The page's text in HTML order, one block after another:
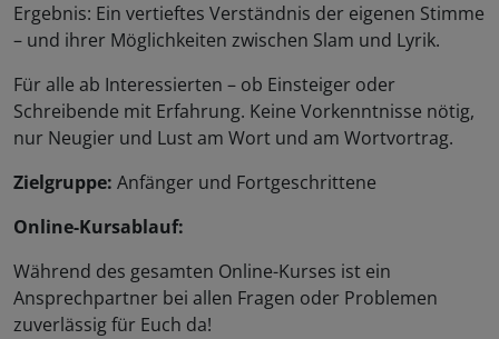
Ergebnis: Ein vertieftes Verständnis der eigenen Stimme
– und ihrer Möglichkeiten zwischen Slam und Lyrik.
Für alle ab Interessierten – ob Einsteiger oder
Schreibende mit Erfahrung. Keine Vorkenntnisse nötig,
nur Neugier und Lust am Wort und am Wortvortrag.
Zielgruppe: Anfänger und Fortgeschrittene
Online-Kursablauf:
Während des gesamten Online-Kurses ist ein
Ansprechpartner bei allen Fragen oder Problemen
zuverlässig für Euch da!